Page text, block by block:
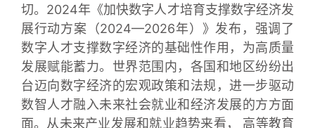
切。2024年《加快数字人才培育支撑数字经济发
展行动方案（2024—2026年）》发布，强调了
数字人才支撑数字经济的基础性作用，为高质量
发展赋能蓄力。世界范围内，各国和地区纷纷出
台迈向数字经济的宏观政策和法规，进一步驱动
数智人才融入未来社会就业和经济发展的方方面
面。从未来产业发展和就业趋势来看， 高等教育